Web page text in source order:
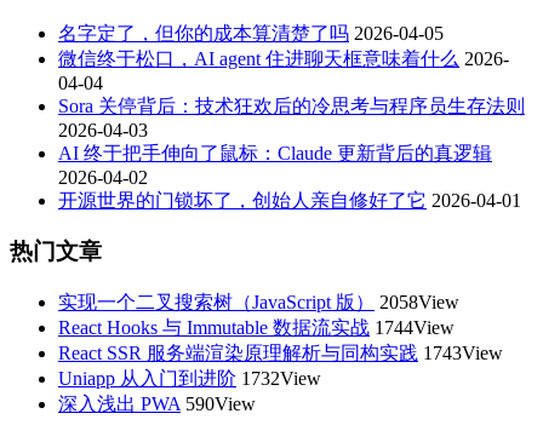
名字定了，但你的成本算清楚了吗 2026-04-05
微信终于松口，AI agent 住进聊天框意味着什么 2026-
04-04
Sora 关停背后：技术狂欢后的冷思考与程序员生存法则
2026-04-03
AI 终于把手伸向了鼠标：Claude 更新背后的真逻辑
2026-04-02
开源世界的门锁坏了，创始人亲自修好了它 2026-04-01
热门文章
实现一个二叉搜索树（JavaScript 版）
2058View
React Hooks 与 Immutable 数据流实战 1744View
React SSR 服务端渲染原理解析与同构实践 1743View
Uniapp 从入门到进阶 1732View
深入浅出 PWA 590View